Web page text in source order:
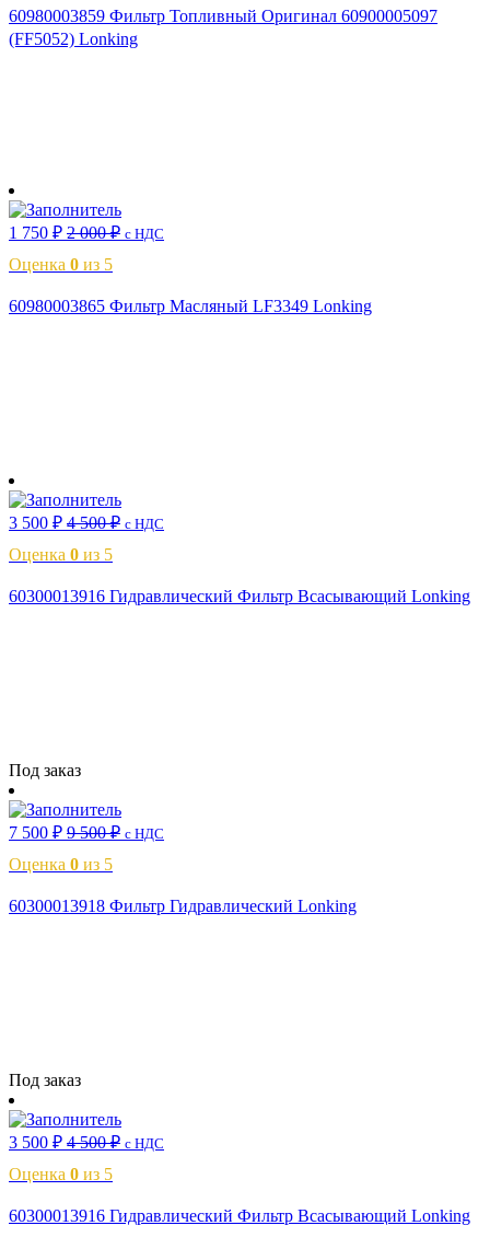
60980003859 Фильтр Топливный Оригинал 60900005097
(FF5052) Lonking
1 750 ₽ 2 000₽ с НДС
Оценка 0 из 5
60980003865 Фильтр Масляный LF3349 Lonking
3 500 ₽ 4 500₽ с НДС
Оценка 0 из 5
60300013916 Гидравлический Фильтр Всасывающий Lonking
Под заказ
7 500 ₽ 9 500₽ с НДС
Оценка 0 из 5
60300013918 Фильтр Гидравлический Lonking
Под заказ
3 500 ₽ 4 500₽ с НДС
Оценка 0 из 5
60300013916 Гидравлический Фильтр Всасывающий Lonking